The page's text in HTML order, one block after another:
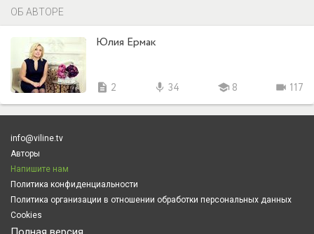
ОБ АВТОРЕ
Юлия Ермак
description 2 mic 34 school8 videocam 117
info@viline.tv
Авторы
Напишите нам
Политика конфиденциальности
Политика организации в отношении обработки персональных данных
Cookies